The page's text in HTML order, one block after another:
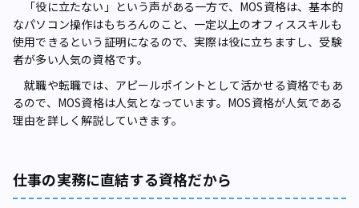
「役に立たない」という声がある一方で、MOS資格は、基本的
なパソコン操作はもちろんのこと、一定以上のオフィススキルも
使用できるという証明になるので、実際は役に立ちますし、受験
者が多い人気の資格です。
就職や転職では、アピールポイントとして活かせる資格でもあ
るので、MOS資格は人気となっています。MOS資格が人気である
理由を詳しく解説していきます。
仕事の実務に直結する資格だから